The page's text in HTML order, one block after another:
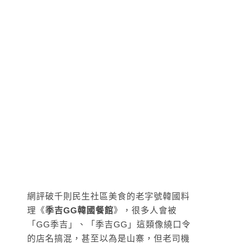
網評破千則民生社區美食的老字號韓國料
理《季吉GG韓國餐館》，很多人會被
「GG季吉」、「季吉GG」這類像繞口令
的店名搞混，甚至以為是山寨，但老司機